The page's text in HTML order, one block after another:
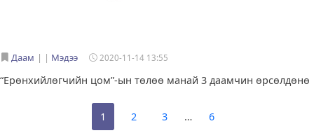
Даам | Мэдээ 2020-11-14 13:55
“Ерөнхийлөгчийн цом”-ын төлөө манай 3 даамчин өрсөлдөнө
1 2 3 … 6